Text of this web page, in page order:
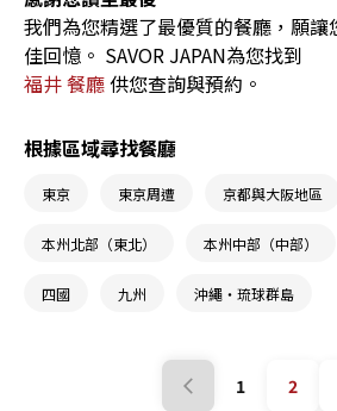
我們為您精選了最優質的餐廳，願
佳回憶。 SAVOR JAPAN為您找到
福井 餐廳供您查詢與預約。
根據區域尋找餐廳
東京 東京周遭 京都與大阪地區
本州北部（東北） 本州中部（中部）
四國 九州 沖繩・琉球群島
1 2